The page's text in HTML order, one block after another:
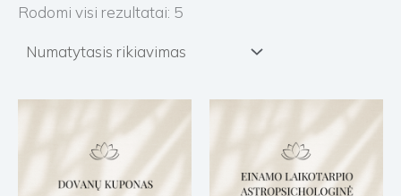
Rodomi visi rezultatai: 5
range:
€20.00
through
€120.00